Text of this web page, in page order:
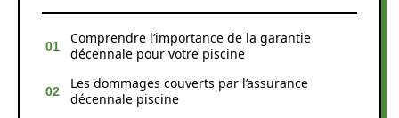
Comprendre l’importance de la garantie
décennale pour votre piscine
Les dommages couverts par l’assurance
décennale piscine